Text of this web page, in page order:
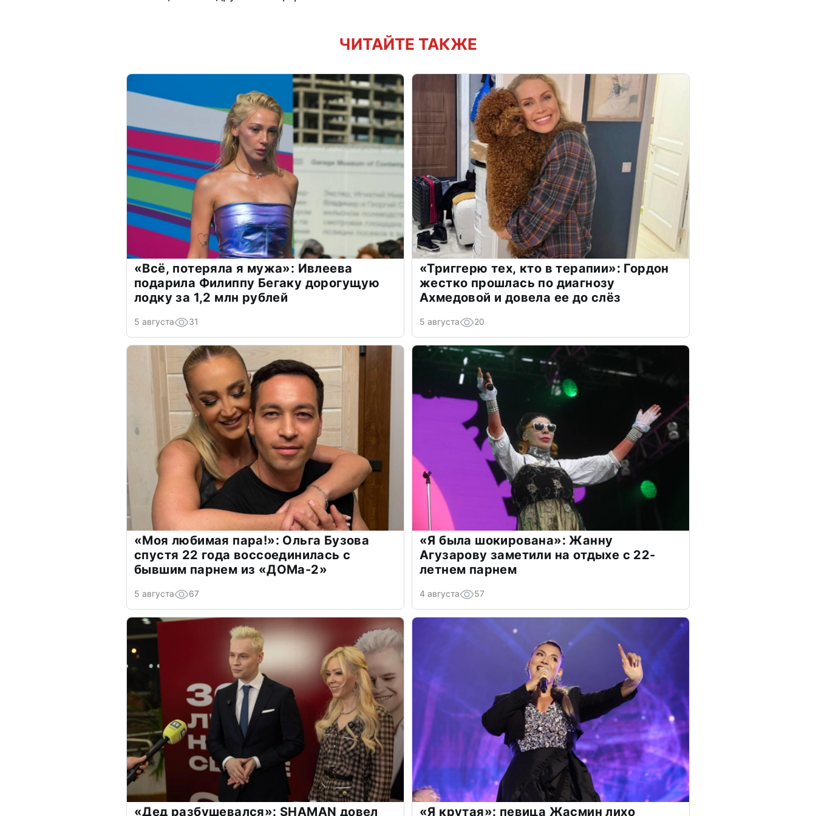
ЧИТАЙТЕ ТАКЖЕ
«Всё, потеряла я мужа»: Ивлеева
подарила Филиппу Бегаку дорогущую
лодку за 1,2 млн рублей
5 августа 31
«Триггерю тех, кто в терапии»: Гордон
жестко прошлась по диагнозу
Ахмедовой и довела ее до слёз
5 августа 20
«Моя любимая пара!»: Ольга Бузова
спустя 22 года воссоединилась с
бывшим парнем из «ДОМа-2»
5 августа 67
«Я была шокирована»: Жанну
Агузарову заметили на отдыхе с 22-
летнем парнем
4 августа 57
«Дед разбушевался»: SHAMAN довел «Я крутая»: певица Жасмин лихо